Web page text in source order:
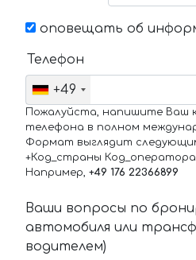
оповещать об
Телефон
+49
Пожалуйста, напишите Ваш
телефона в полном
Формат выглядит
+Код_страны
Например, +49 176 22366899
Ваши вопросы по
автомобиля или
водителем)